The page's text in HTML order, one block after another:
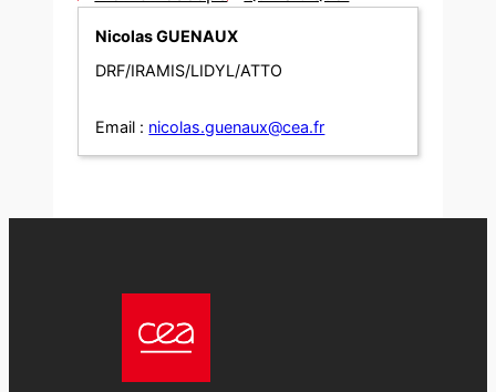
Nicolas GUENAUX
DRF/IRAMIS/LIDYL/ATTO
Email : nicolas.guenaux@cea.fr